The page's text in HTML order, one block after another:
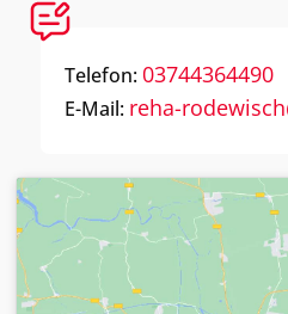
Telefon: 03744364490
E-Mail: reha-